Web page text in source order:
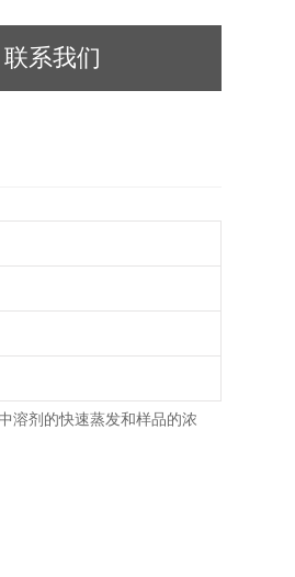
联系我们
溶剂的快速蒸发和样品的浓